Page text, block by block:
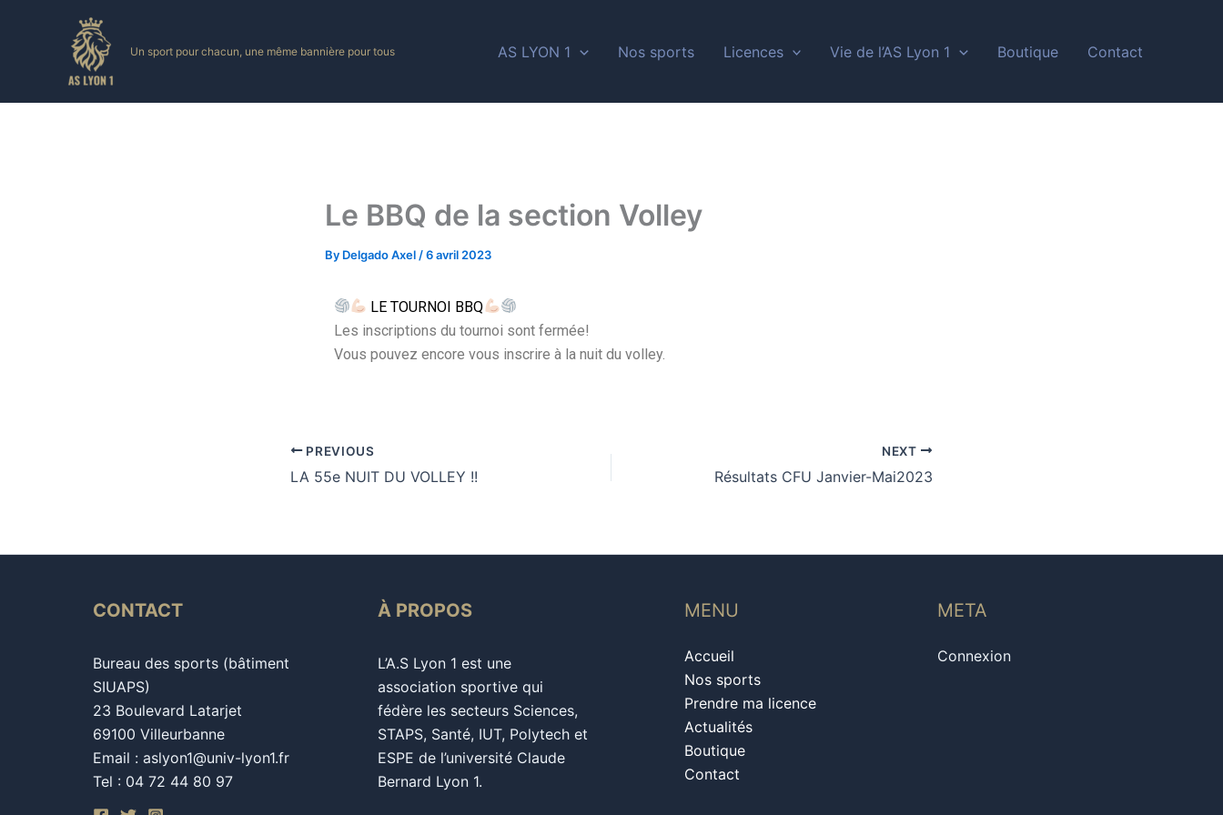
Un sport pour chacun, une même bannière pour tous AS LYON 1 Nos sports Licences Vie de l’AS Lyon 1 Boutique Contact
Le BBQ de la section Volley
By Delgado Axel /6 avril 2023
LE TOURNOI BBQ
Les inscriptions du tournoi sont fermée!
Vous pouvez encore vous inscrire à la nuit du volley.
PREVIOUS
LA 55e NUIT DU VOLLEY !!
NEXT
Résultats CFU Janvier-Mai2023
CONTACT
Bureau des sports (bâtiment
SIUAPS)
23 Boulevard Latarjet
69100 Villeurbanne
Email : aslyon1@univ-lyon1.fr
Tel : 04 72 44 80 97
À PROPOS
L’A.S Lyon 1 est une
association sportive qui
fédère les secteurs Sciences,
STAPS, Santé, IUT, Polytech et
ESPE de l’université Claude
Bernard Lyon 1.
MENU
Accueil
Nos sports
Prendre ma licence
Actualités
Boutique
Contact
META
Connexion